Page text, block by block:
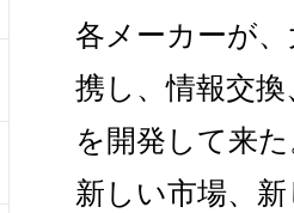
各メーカーが
携し、情報交
を開発して来
新しい市場、